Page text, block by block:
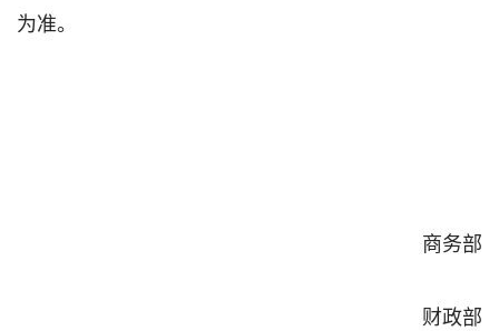
为准。
商务部
财政部